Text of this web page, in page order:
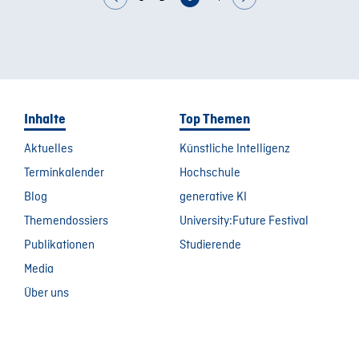
Inhalte
Aktuelles
Terminkalender
Blog
Themendossiers
Publikationen
Media
Über uns
Top Themen
Künstliche Intelligenz
Hochschule
generative KI
University:Future Festival
Studierende